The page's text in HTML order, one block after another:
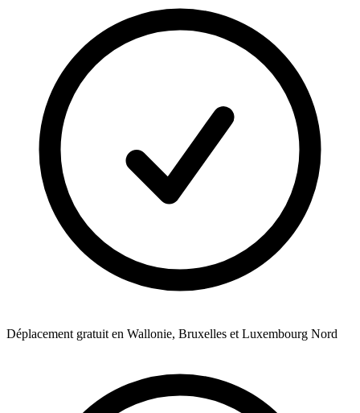
Déplacement gratuit en Wallonie, Bruxelles et Luxembourg Nord